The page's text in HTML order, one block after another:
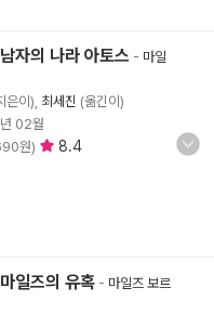
자의 나라 아토스 - 마일
은이), 최세진 (옮긴이)
02월
원)
8.4
일즈의 유혹 - 마일즈 보르